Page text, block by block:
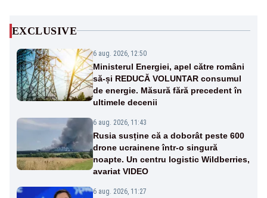
EXCLUSIVE
6 aug. 2026, 12:50
Ministerul Energiei, apel către români
să-și REDUCĂ VOLUNTAR consumul
de energie. Măsură fără precedent în
ultimele decenii
6 aug. 2026, 11:43
Rusia susține că a doborât peste 600
drone ucrainene într-o singură
noapte. Un centru logistic Wildberries,
avariat VIDEO
6 aug. 2026, 11:27